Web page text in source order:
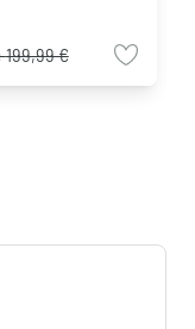
199,99 €